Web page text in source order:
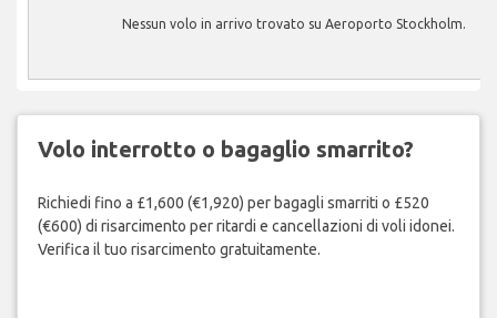
Nessun volo in arrivo trovato su Aeroporto Stockholm.
Volo interrotto o bagaglio smarrito?
Richiedi fino a £1,600 (€1,920) per bagagli smarriti o £520
(€600) di risarcimento per ritardi e cancellazioni di voli idonei.
Verifica il tuo risarcimento gratuitamente.